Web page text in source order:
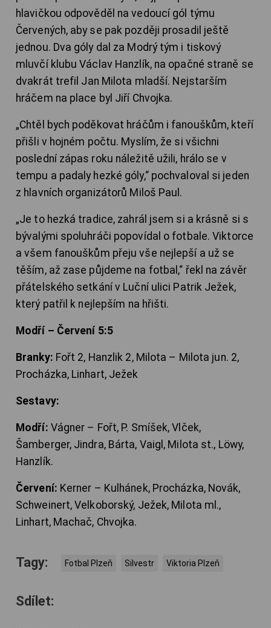
hlavičkou odpověděl na vedoucí gól týmu
Červených, aby se pak později prosadil ještě
jednou. Dva góly dal za Modrý tým i tiskový
mluvčí klubu Václav Hanzlík, na opačné straně se
dvakrát trefil Jan Milota mladší. Nejstarším
hráčem na place byl Jiří Chvojka.
„Chtěl bych poděkovat hráčům i fanouškům, kteří
přišli v hojném počtu. Myslím, že si všichni
poslední zápas roku náležitě užili, hrálo se v
tempu a padaly hezké góly,“ pochvaloval si jeden
z hlavních organizátorů Miloš Paul.
„Je to hezká tradice, zahrál jsem si a krásně si s
bývalými spoluhráči popovídal o fotbale. Viktorce
a všem fanouškům přeju vše nejlepší a už se
těším, až zase půjdeme na fotbal,“ řekl na závěr
přátelského setkání v Luční ulici Patrik Ježek,
který patřil k nejlepším na hřišti.
Modří – Červení 5:5
Branky: Fořt 2, Hanzlik 2, Milota – Milota jun. 2,
Procházka, Linhart, Ježek
Sestavy:
Modří: Vágner – Fořt, P. Smíšek, Vlček,
Šamberger, Jindra, Bárta, Vaigl, Milota st., Löwy,
Hanzlík.
Červení: Kerner – Kulhánek, Procházka, Novák,
Schweinert, Velkoborský, Ježek, Milota ml.,
Linhart, Machač, Chvojka.
Tagy: Fotbal Plzeň Silvestr Viktoria Plzeň
Sdílet: